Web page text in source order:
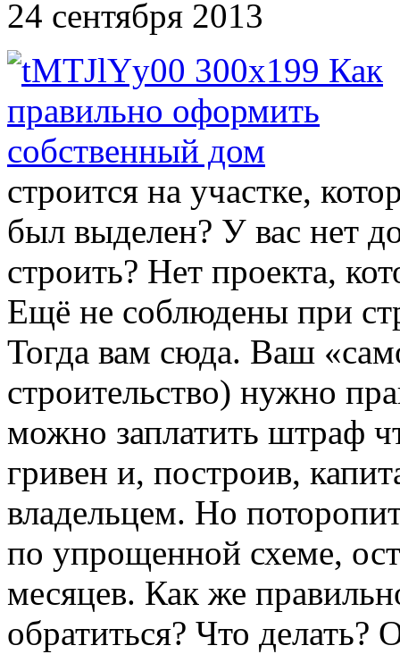
24 сентября 2013
строится на участке,
был выделен? У вас нет
строить? Нет проекта,
Ещё не соблюдены при
Тогда вам сюда. Ваш
строительство) нужно
можно заплатить штраф
гривен и, построив,
владельцем. Но
по упрощенной схеме,
месяцев. Как же
обратиться? Что